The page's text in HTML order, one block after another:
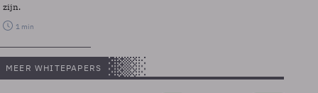
zijn.
1 min
MEER WHITEPAPERS